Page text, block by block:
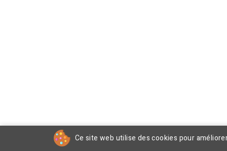
Ce site web utilise des cookies pour